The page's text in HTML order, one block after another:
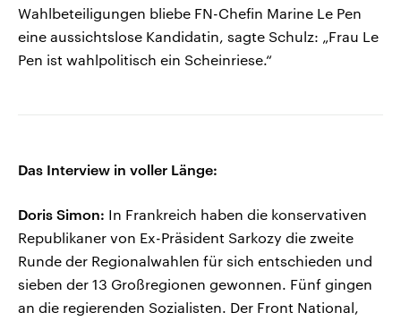
Wahlbeteiligungen bliebe FN-Chefin Marine Le Pen
eine aussichtslose Kandidatin, sagte Schulz: „Frau Le
Pen ist wahlpolitisch ein Scheinriese.“
Das Interview in voller Länge:
Doris Simon: In Frankreich haben die konservativen
Republikaner von Ex-Präsident Sarkozy die zweite
Runde der Regionalwahlen für sich entschieden und
sieben der 13 Großregionen gewonnen. Fünf gingen
an die regierenden Sozialisten. Der Front National,